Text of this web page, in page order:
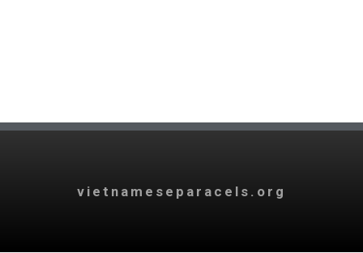
vietnameseparacels.org